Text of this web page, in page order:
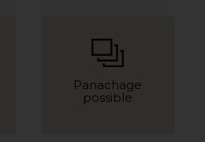
Panachage
possible